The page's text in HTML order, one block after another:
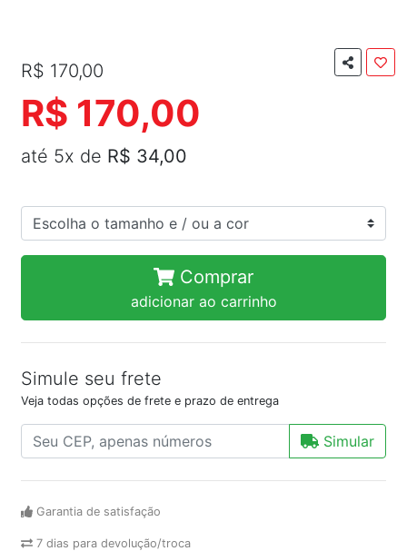
R$ 170,00
R$ 170,00
até 5x de R$ 34,00
Comprar
adicionar ao carrinho
Simule seu frete
Veja todas opções de frete e prazo de entrega
Simular
Garantia de satisfação
7 dias para devolução/troca